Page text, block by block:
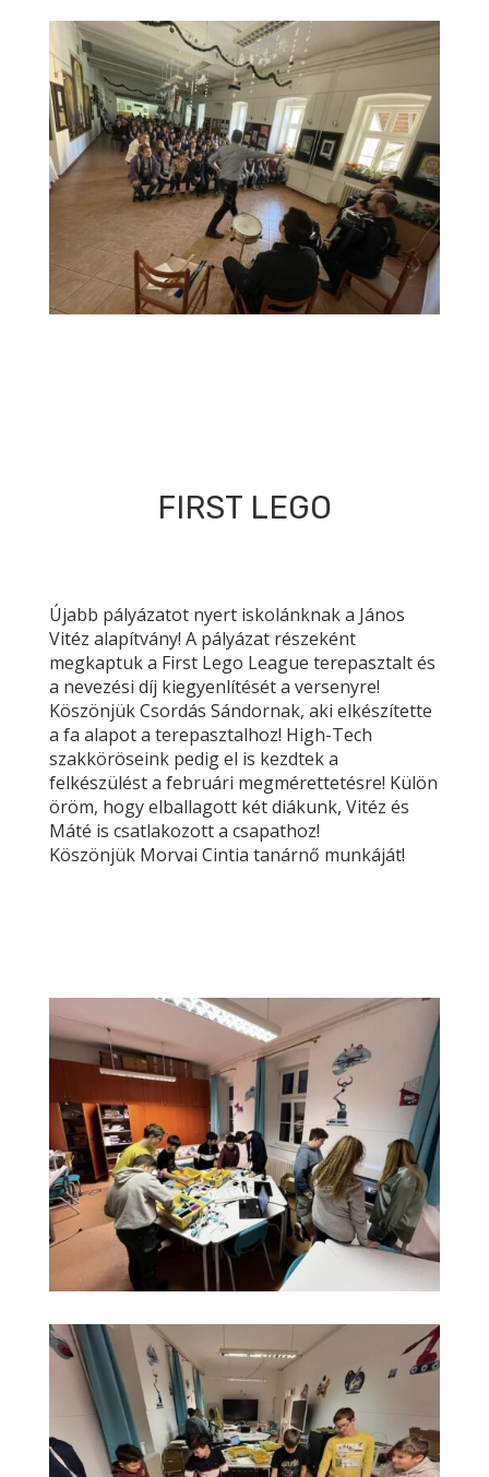
FIRST LEGO
Újabb pályázatot nyert iskolánknak a János
Vitéz alapítvány! A pályázat részeként
megkaptuk a First Lego League terepasztalt és
a nevezési díj kiegyenlítését a versenyre!
Köszönjük Csordás Sándornak, aki elkészítette
a fa alapot a terepasztalhoz! High-Tech
szakköröseink pedig el is kezdtek a
felkészülést a februári megmérettetésre! Külön
öröm, hogy elballagott két diákunk, Vitéz és
Máté is csatlakozott a csapathoz!
Köszönjük Morvai Cintia tanárnő munkáját!